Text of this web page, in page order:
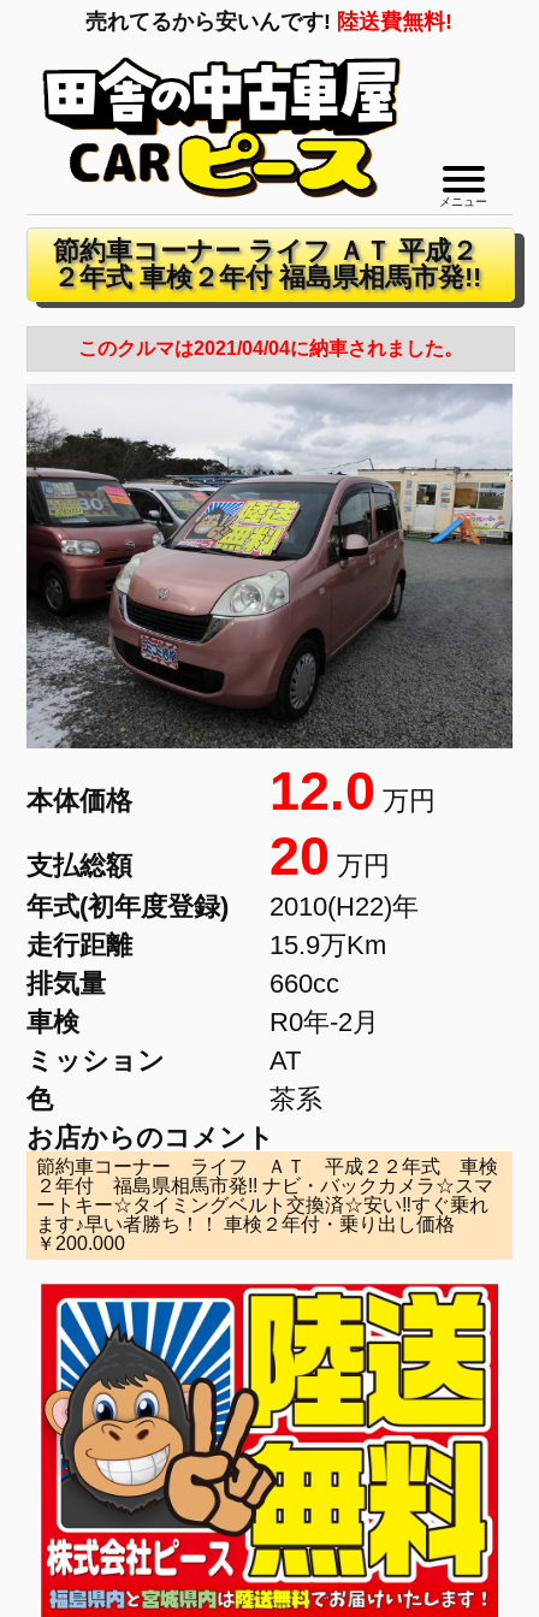
売れてるから安いんです! 陸送費無料!
メニュー
節約車コーナー ライフ ＡＴ 平成２
２年式 車検２年付 福島県相馬市発!!
このクルマは2021/04/04に納車されました。
本体価格 12.0 万円
支払総額 20 万円
年式(初年度登録)
2010(H22)年
走行距離
15.9万Km
排気量
660cc
車検
R0年-2月
ミッション
AT
色
茶系
お店からのコメント
節約車コーナー ライフ ＡＴ 平成２２年式 車検
２年付 福島県相馬市発!! ナビ・バックカメラ☆スマ
ートキー☆タイミングベルト交換済☆安い‼すぐ乗れ
ます♪早い者勝ち！！ 車検２年付・乗り出し価格
￥200.000